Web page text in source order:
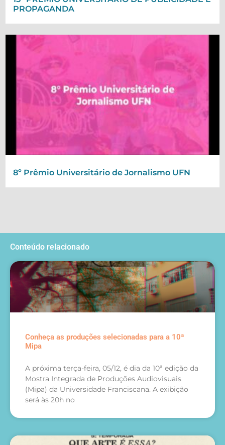
PROPAGANDA
8º Prêmio Universitário de Jornalismo UFN
Conteúdo relacionado
Conheça as produções selecionadas para a 10ª
Mipa
A próxima terça-feira, 05/12, é dia da 10ª edição da
Mostra Integrada de Produções Audiovisuais
(Mipa) da Universidade Franciscana. A exibição
será às 20h no